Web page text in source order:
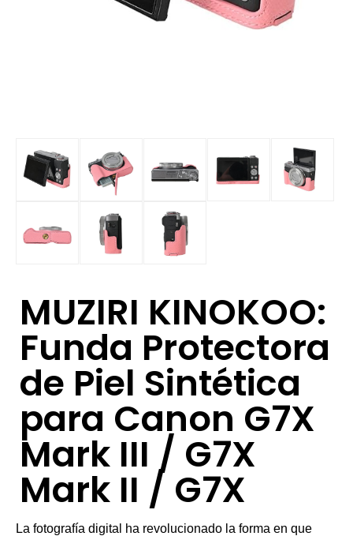
MUZIRI KINOKOO:
Funda Protectora
de Piel Sintética
para Canon G7X
Mark III / G7X
Mark II / G7X
La fotografía digital ha revolucionado la forma en que